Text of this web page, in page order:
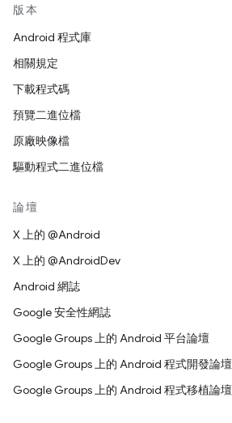
版本
Android 程式庫
相關規定
下載程式碼
預覽二進位檔
原廠映像檔
驅動程式二進位檔
論壇
X 上的 @Android
X 上的 @AndroidDev
Android 網誌
Google 安全性網誌
Google Groups 上的 Android 平台論壇
Google Groups 上的 Android 程式開發論壇
Google Groups 上的 Android 程式移植論壇